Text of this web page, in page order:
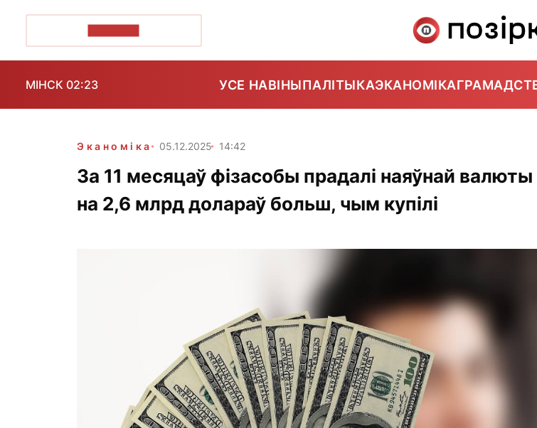
МІНСК 02:23 УСЕ НАВІНЫПАЛІТЫКАЭКАНОМІКА
Эканоміка 05.12.2025 14:42
За 11 месяцаў фізасобы прадалі наяўнай
на 2,6 млрд долараў больш, чым купілі